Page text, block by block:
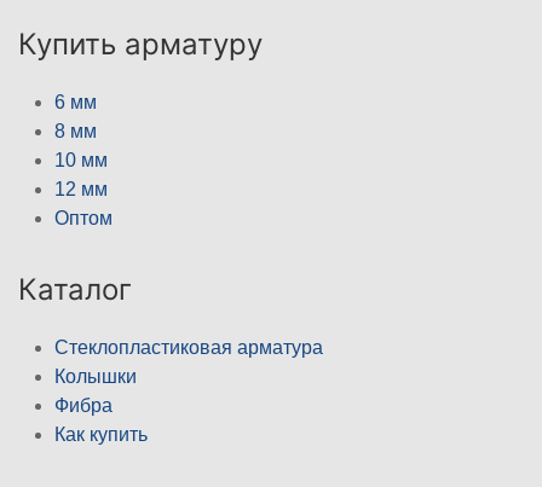
Купить арматуру
6 мм
8 мм
10 мм
12 мм
Оптом
Каталог
Стеклопластиковая арматура
Колышки
Фибра
Как купить